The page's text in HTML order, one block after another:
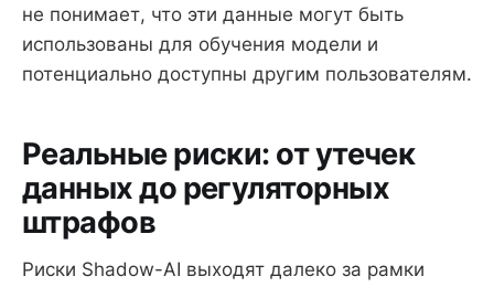
не понимает, что эти данные могут быть
использованы для обучения модели и
потенциально доступны другим пользователям.
Реальные риски: от утечек
данных до регуляторных
штрафов
Риски Shadow-AI выходят далеко за рамки